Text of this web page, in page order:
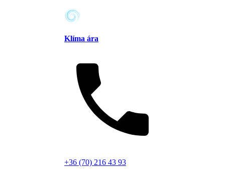
Klíma ára
+36 (70) 216 43 93